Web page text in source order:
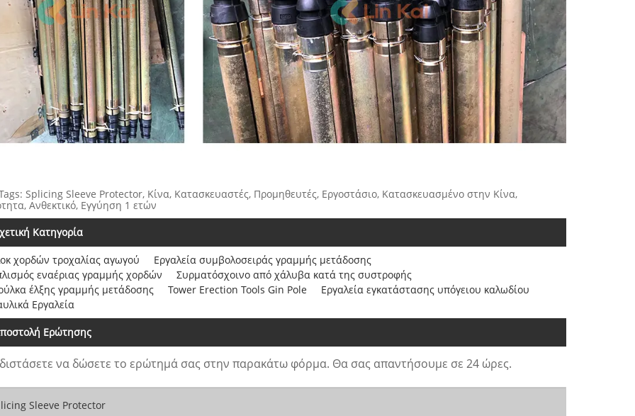
Splicing Sleeve Protector, Κίνα, Κατασκευαστές, Προμηθευτές, Εργοστάσιο, Κατασκευασμένο στην Κίνα,
Ανθεκτικό, Εγγύηση 1 ετών
Κατηγορία
χορδών τροχαλίας αγωγού
Εργαλεία συμβολοσειράς γραμμής μετάδοσης
εναέριας γραμμής χορδών
Συρματόσχοινο από χάλυβα κατά της συστροφής
έλξης γραμμής μετάδοσης
Tower Erection Tools Gin Pole
Εργαλεία εγκατάστασης υπόγειου καλωδίου
Εργαλεία
Ερώτησης
να δώσετε το ερώτημά σας στην παρακάτω φόρμα. Θα σας απαντήσουμε σε 24 ώρες.